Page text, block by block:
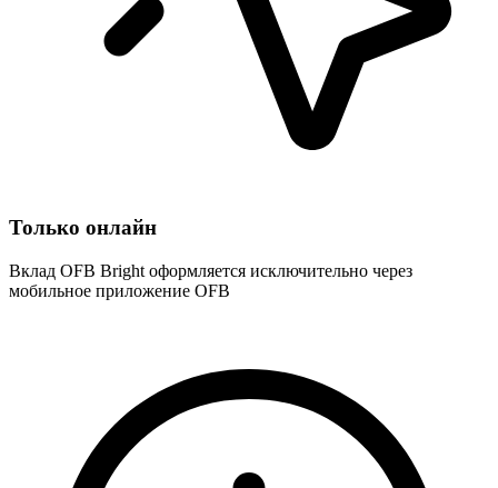
Только онлайн
Вклад OFB Bright оформляется исключительно через
мобильное приложение OFB